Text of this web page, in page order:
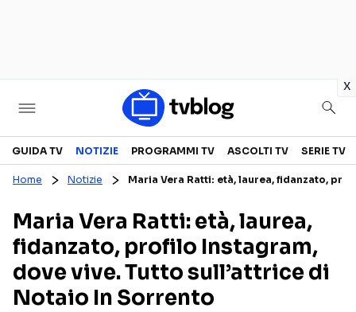
x
Televisione
CANALI TV
PROGRAMMI TV
PERSONAGGI TV
SERIE TV
REALITY SHOW
FICTION
GUIDA TV NOTIZIE PROGRAMMI TV ASCOLTI TV SERIE TV
Home Notizie Maria Vera Ratti: età, laurea, fidanzato,
Maria Vera Ratti: età, laurea,
fidanzato, profilo Instagram,
dove vive. Tutto sull’attrice di
Notaio In Sorrento